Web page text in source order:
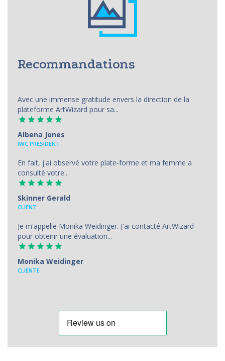
Recommandations
Avec une immense gratitude envers la direction de la
plateforme ArtWizard pour sa...
Albena Jones
IWC PRESIDENT
En fait, j'ai observé votre plate-forme et ma femme a
consulté votre...
Skinner Gerald
CLIENT
Je m'appelle Monika Weidinger. J'ai contacté ArtWizard
pour obtenir une évaluation...
Monika Weidinger
CLIENTE